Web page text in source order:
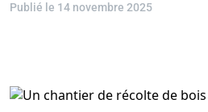
Publié le 14 novembre 2025